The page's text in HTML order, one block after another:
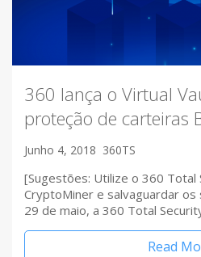
360 lança o Virtual
proteção de carteiras
Junho 4, 2018 360TS
[Sugestões: Utilize o 360 Total
CryptoMiner e salvaguardar
29 de maio, a 360 Total
Read